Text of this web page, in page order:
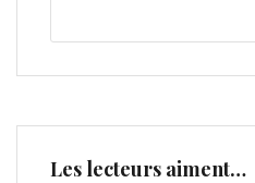
Les lecteurs aiment…